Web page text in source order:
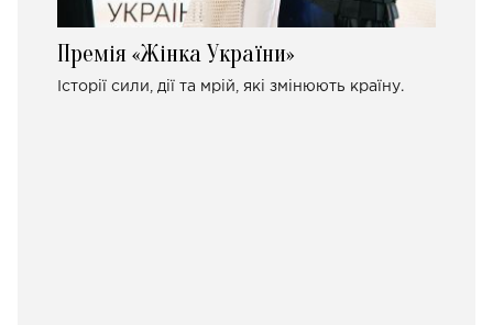
Премія «Жінка України»
Історії сили, дії та мрій, які змінюють країну.